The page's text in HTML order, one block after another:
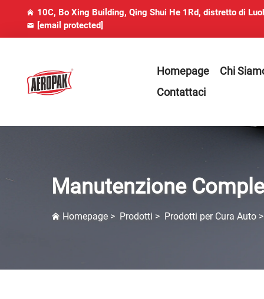
10C, Bo Xing Building, Qing Shui He 1Rd, distretto di
[email protected]
Homepage
Chi
Contattaci
Manutenzione
Homepage > Prodotti > Prodotti per Cura Auto